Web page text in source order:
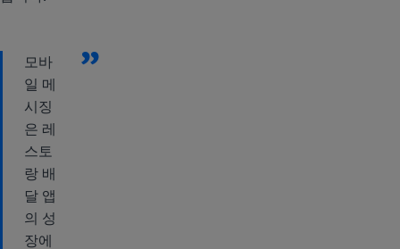
”
모바
일 메
시징
은 레
스토
랑 배
달 앱
의 성
장에